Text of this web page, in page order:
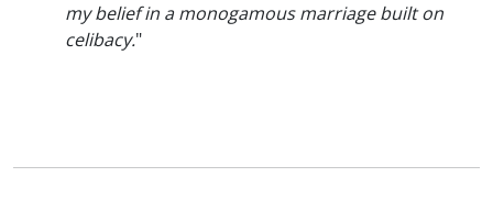
my belief in a monogamous marriage built on
celibacy."